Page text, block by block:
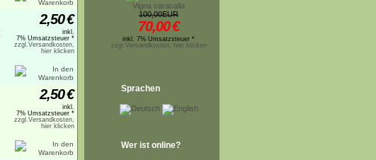
2,50€
inkl.
7% Umsatzsteuer *
zzgl.Versandkosten,
hier klicken
2,50€
inkl.
7% Umsatzsteuer *
zzgl.Versandkosten,
hier klicken
Vigna caracalla
100,00EUR
70,00€
inkl. 7% Umsatzsteuer *
zzgl.Versandkosten, hier klicken
Sprachen
Wer ist online?